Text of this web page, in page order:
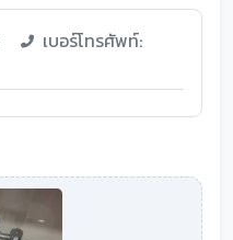
เบอร์โทรศัพท์: